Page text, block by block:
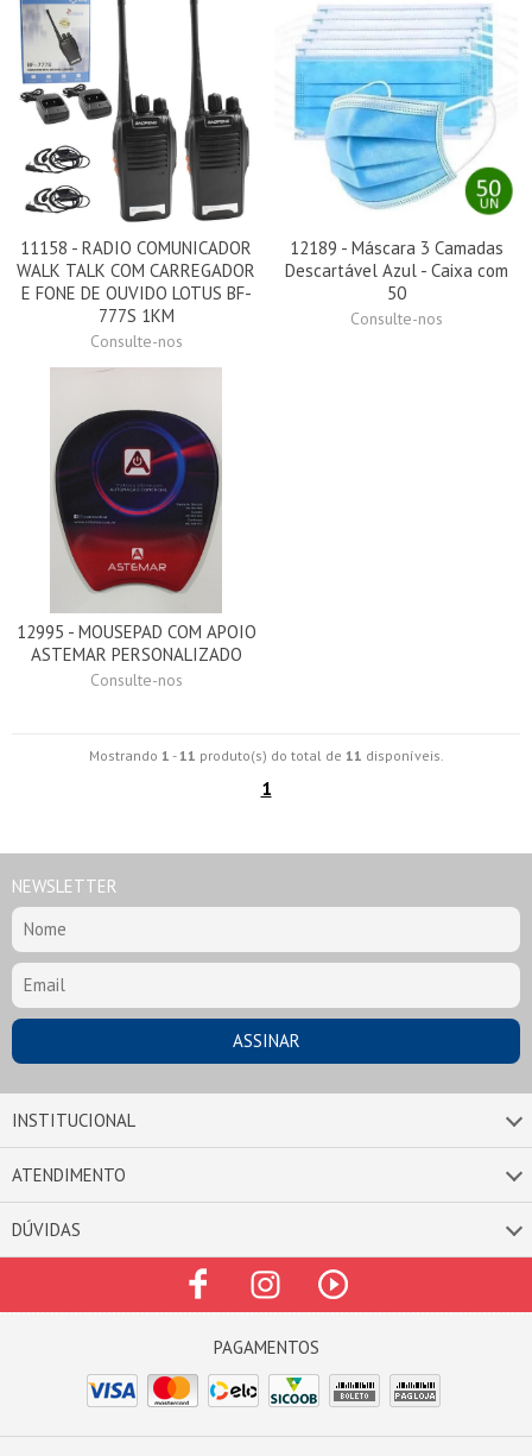
11158 - RADIO COMUNICADOR
WALK TALK COM CARREGADOR
E FONE DE OUVIDO LOTUS BF-
777S 1KM
Consulte-nos
12189 - Máscara 3 Camadas
Descartável Azul - Caixa com
50
Consulte-nos
12995 - MOUSEPAD COM APOIO
ASTEMAR PERSONALIZADO
Consulte-nos
Mostrando 1 - 11 produto(s) do total de 11 disponíveis.
1
NEWSLETTER
INSTITUCIONAL
ATENDIMENTO
DÚVIDAS